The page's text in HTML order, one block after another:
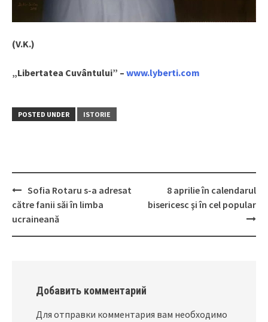
(V.K.)
„Libertatea Cuvântului” – www.lyberti.com
POSTED UNDER ISTORIE
Post
navigation
Sofia Rotaru s-a adresat
către fanii săi în limba
ucraineană
8 aprilie în calendarul
bisericesc şi în cel popular
Добавить комментарий
Для отправки комментария вам необходимо